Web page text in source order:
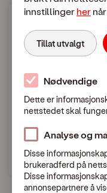
Mobilpriser når du
Søk etter
innstillinger her
Tillat utvalgt
Nødvendige
Dette er
nettstedet skal
Analyse og
Disse
brukeradferd på
Disse
annonsepartnere å